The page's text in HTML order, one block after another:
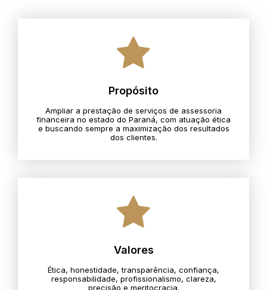
Propósito
Ampliar a prestação de serviços de assessoria
financeira no estado do Paraná, com atuação ética
e buscando sempre a maximização dos resultados
dos clientes.
Valores
Ética, honestidade, transparência, confiança,
responsabilidade, profissionalismo, clareza,
precisão e meritocracia.​